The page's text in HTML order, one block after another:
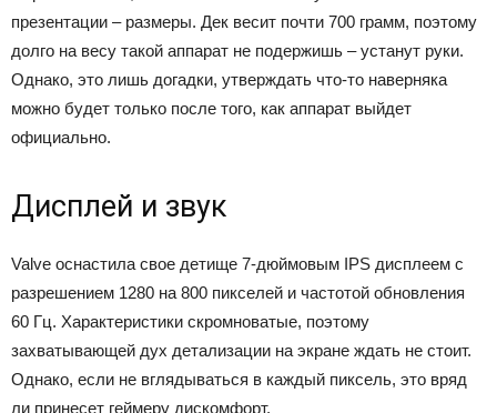
презентации – размеры. Дек весит почти 700 грамм, поэтому
долго на весу такой аппарат не подержишь – устанут руки.
Однако, это лишь догадки, утверждать что-то наверняка
можно будет только после того, как аппарат выйдет
официально.
Дисплей и звук
Valve оснастила свое детище 7-дюймовым IPS дисплеем с
разрешением 1280 на 800 пикселей и частотой обновления
60 Гц. Характеристики скромноватые, поэтому
захватывающей дух детализации на экране ждать не стоит.
Однако, если не вглядываться в каждый пиксель, это вряд
ли принесет геймеру дискомфорт.